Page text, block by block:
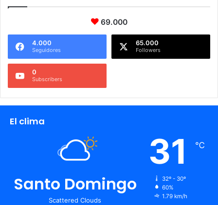
69.000
4.000
Seguidores
65.000
Followers
0
Subscribers
El clima
Santo Domingo
Scattered Clouds
31 ℃
32º - 30º
60%
1.79 km/h